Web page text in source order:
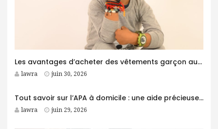
Les avantages d’acheter des vêtements garçon auprès d’un grossiste
lawra juin 30, 2026
Tout savoir sur l’APA à domicile : une aide précieuse pour les personnes âgées
lawra juin 29, 2026